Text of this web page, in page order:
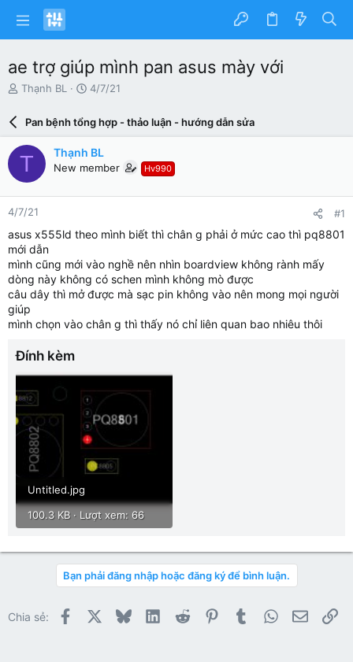
ae trợ giúp mình pan asus mày với
N
ư
ờ
i
k
h
ở
i
t
o
Thạnh BL
N
y
ử
i
4/7/21
Pan bệnh tổng hợp - thảo luận - hướng dẫn sửa
T Thạnh BL
New member Hv990
4/7/21 #1
asus x555ld theo mình biết thì chân g phải ở mức cao thì pq8801
mới dẫn
mình cũng mới vào nghề nên nhìn boardview không rành mấy
dòng này không có schen mình không mò được
câu dây thì mở được mà sạc pin không vào nên mong mọi người
giúp
mình chọn vào chân g thì thấy nó chỉ liên quan bao nhiêu thôi
Đính kèm
Untitled.jpg
100.3 KB · Lượt xem: 66
Bạn phải đăng nhập hoặc đăng ký để bình luận.
Chia sẻ: Facebook BlueskyLinkedInReddit PinterestTumblrWhatsApp
Email